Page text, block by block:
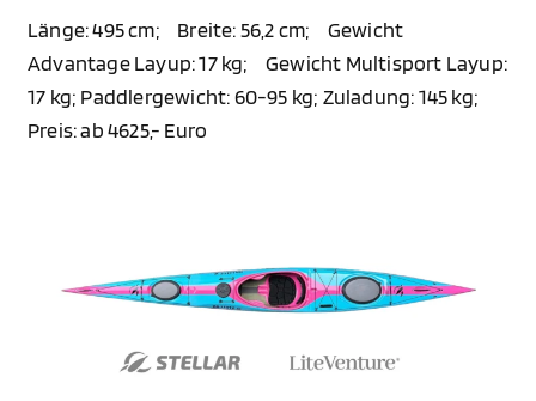
Länge: 495 cm; Breite: 56,2 cm; Gewicht
Advantage Layup: 17 kg; Gewicht Multisport Layup:
17 kg; Paddlergewicht: 60-95 kg; Zuladung: 145 kg;
Preis: ab 4625,- Euro